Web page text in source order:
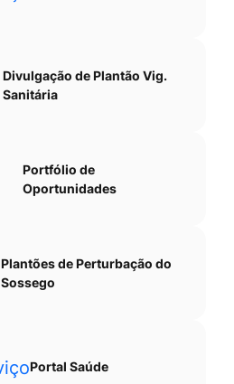
Divulgação de Plantão Vig.
Sanitária
Portfólio de
Oportunidades
Plantões de Perturbação do
Sossego
Portal Saúde